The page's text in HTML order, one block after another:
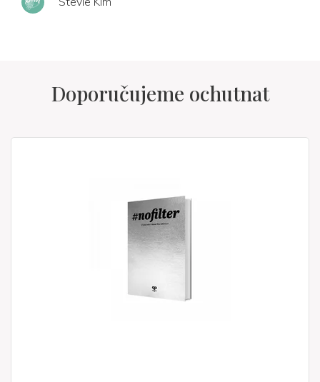
Doporučujeme ochutnat